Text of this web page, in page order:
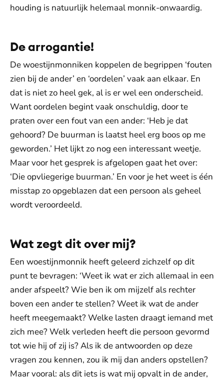
houding is natuurlijk helemaal monnik-onwaardig.
De arrogantie!
De woestijnmonniken koppelen de begrippen ‘fouten
zien bij de ander’ en ‘oordelen’ vaak aan elkaar. En
dat is niet zo heel gek, al is er wel een onderscheid.
Want oordelen begint vaak onschuldig, door te
praten over een fout van een ander: ‘Heb je dat
gehoord? De buurman is laatst heel erg boos op me
geworden.’ Het lijkt zo nog een interessant weetje.
Maar voor het gesprek is afgelopen gaat het over:
‘Die opvliegerige buurman.’ En voor je het weet is één
misstap zo opgeblazen dat een persoon als geheel
wordt veroordeeld.
Wat zegt dit over mij?
Een woestijnmonnik heeft geleerd zichzelf op dit
punt te bevragen: ‘Weet ik wat er zich allemaal in een
ander afspeelt? Wie ben ik om mijzelf als rechter
boven een ander te stellen? Weet ik wat de ander
heeft meegemaakt? Welke lasten draagt iemand met
zich mee? Welk verleden heeft die persoon gevormd
tot wie hij of zij is? Als ik de antwoorden op deze
vragen zou kennen, zou ik mij dan anders opstellen?
Maar vooral: als dit iets is wat mij opvalt in de ander,